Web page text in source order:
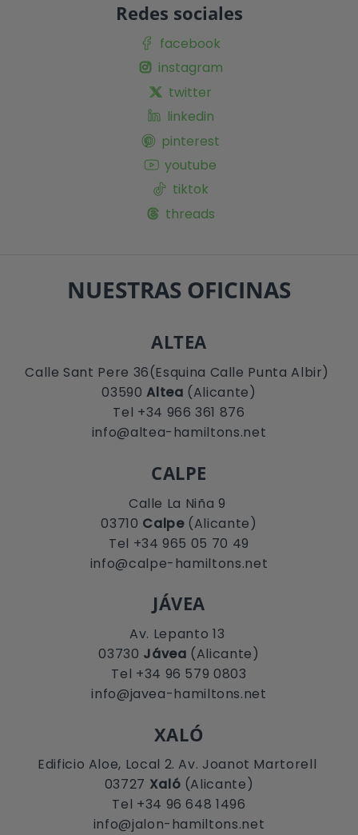
Redes sociales
facebook
instagram
twitter
linkedin
pinterest
youtube
tiktok
threads
NUESTRAS OFICINAS
ALTEA
Calle Sant Pere 36(Esquina Calle Punta Albir)
03590Altea (Alicante)
Tel +34 966 361 876
info@altea-hamiltons.net
CALPE
Calle La Niña 9
03710 Calpe(Alicante)
Tel +34 965 05 70 49
info@calpe-hamiltons.net
JÁVEA
Av. Lepanto 13
03730 Jávea (Alicante)
Tel +34 96 579 0803
info@javea-hamiltons.net
XALÓ
Edificio Aloe, Local 2. Av. Joanot Martorell
03727 Xaló (Alicante)
Tel +34 96 648 1496
info@jalon-hamiltons.net